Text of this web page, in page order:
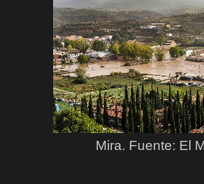
Mira. Fuente: El